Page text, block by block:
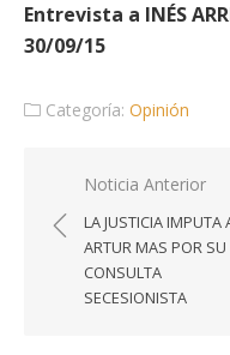
Entrevista a INÉS
30/09/15
Categoría: Opinión
Navegación
de
entradas
Noticia Anterior
LA JUSTICIA IMPUTA
ARTUR MAS POR SU
CONSULTA
SECESIONISTA